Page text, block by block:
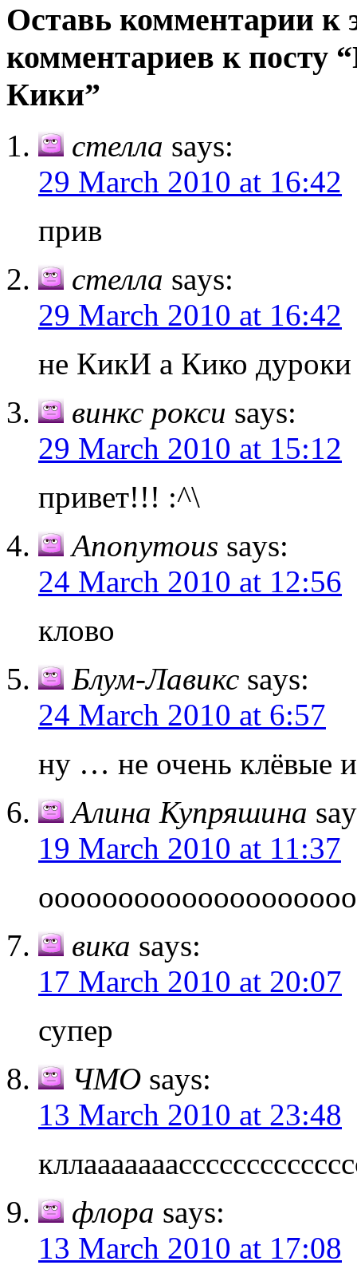
Оставь комментарии к
комментариев к посту
Кики”
стелла says:
29 March 2010 at 16:42
прив
стелла says:
29 March 2010 at 16:42
не КикИ а Кико дуроки
винкс рокси says:
29 March 2010 at 15:12
привет!!! :^\
Anonymous says:
24 March 2010 at 12:56
клово
Блум-Лавикс says:
24 March 2010 at 6:57
ну … не очень клёвые
Алина Купряшина
19 March 2010 at 11:37
оооооооооооооооооооо
вика says:
17 March 2010 at 20:07
супер
ЧМО says:
13 March 2010 at 23:48
флора says:
13 March 2010 at 17:08